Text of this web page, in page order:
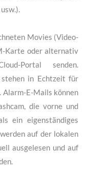
(Geschwindigkeit,
Movies (Video-
Karte oder alternativ
Portal senden.
in Echtzeit für
Alarm-E-Mails können
die vorne und
ein eigenständiges
auf der lokalen
ausgelesen und auf